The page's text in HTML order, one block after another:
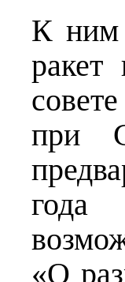
К ним
при
года
«О